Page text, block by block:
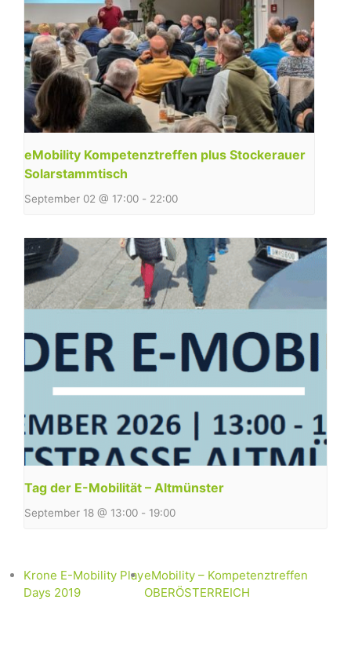
eMobility Kompetenztreffen plus Stockerauer
Solarstammtisch
September 02 @ 17:00 - 22:00
Tag der E-Mobilität – Altmünster
September 18 @ 13:00 - 19:00
Krone E-Mobility Play
Days 2019
eMobility – Kompetenztreffen
OBERÖSTERREICH